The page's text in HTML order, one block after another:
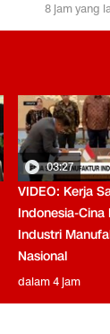
8 jam yang
03:27
VIDEO: Kerja
Indonesia-Cina
Industri
Nasional
dalam 4 jam